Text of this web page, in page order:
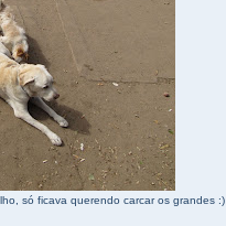
só ficava querendo carcar os grandes :)